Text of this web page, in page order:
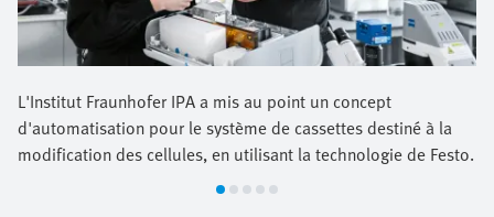
L'Institut Fraunhofer IPA a mis au point un concept
d'automatisation pour le système de cassettes destiné à la
modification des cellules, en utilisant la technologie de Festo.